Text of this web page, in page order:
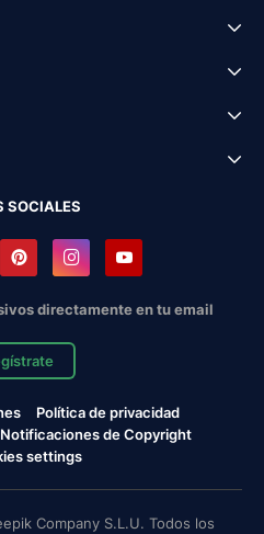
SOCIALES
directamente en tu email
Política de privacidad
Notificaciones de Copyright
settings
Company S.L.U. Todos los